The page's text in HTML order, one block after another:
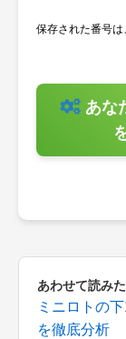
保存された番号は
あな
あわせて読み
ミニロトの
を徹底分析